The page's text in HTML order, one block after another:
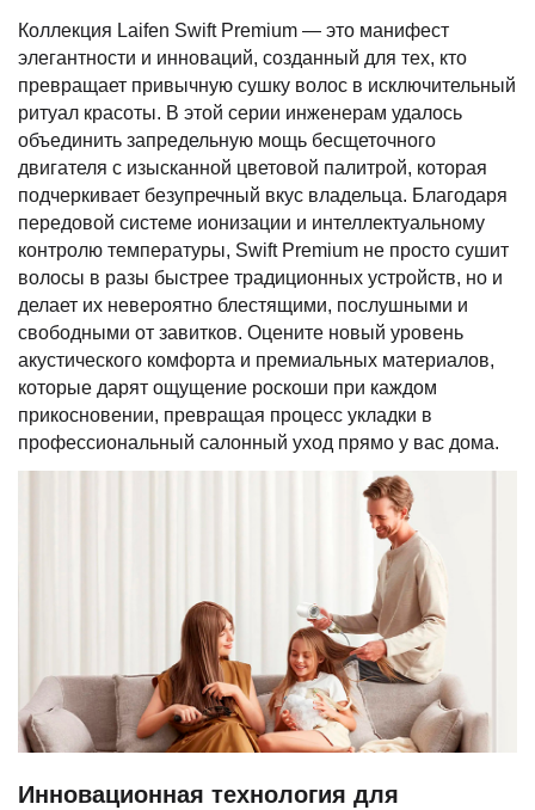
Коллекция Laifen Swift Premium — это манифест
элегантности и инноваций, созданный для тех, кто
превращает привычную сушку волос в исключительный
ритуал красоты. В этой серии инженерам удалось
объединить запредельную мощь бесщеточного
двигателя с изысканной цветовой палитрой, которая
подчеркивает безупречный вкус владельца. Благодаря
передовой системе ионизации и интеллектуальному
контролю температуры, Swift Premium не просто сушит
волосы в разы быстрее традиционных устройств, но и
делает их невероятно блестящими, послушными и
свободными от завитков. Оцените новый уровень
акустического комфорта и премиальных материалов,
которые дарят ощущение роскоши при каждом
прикосновении, превращая процесс укладки в
профессиональный салонный уход прямо у вас дома.
Инновационная технология для